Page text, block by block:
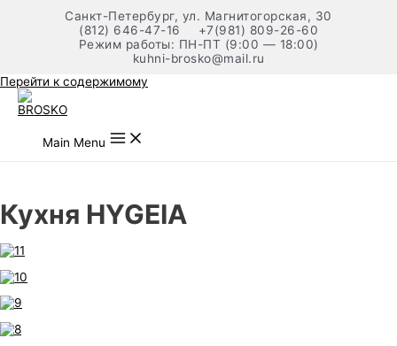
Санкт-Петербург, ул. Магнитогорская, 30
(812) 646-47-16
+7(981) 809-26-60
Режим работы: ПН-ПТ (9:00 — 18:00)
kuhni-brosko@mail.ru
Перейти к содержимому
Main Menu
Кухня HYGEIA